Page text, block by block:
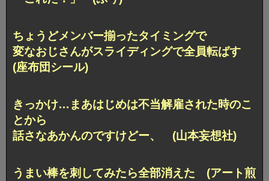
ちょうどメンバー揃ったタイミングで
変なおじさんがスライディングで全員転ばす
(座布団シール)
きっかけ…まあはじめは不当解雇された時のこ
とから
話さなあかんのですけどー、 (山本妄想社)
うまい棒を刺してみたら全部消えた (アート煎